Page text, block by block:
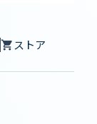
ストア